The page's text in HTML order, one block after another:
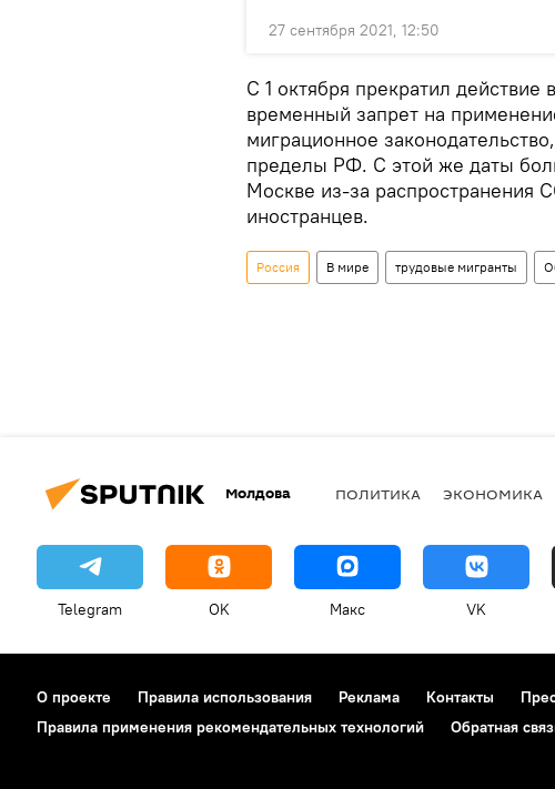
27 сентября 2021, 12:50
С 1 октября прекратил
временный запрет на
миграционное
пределы РФ. С этой же даты
Москве из-за распространения
иностранцев.
Россия В мире трудовые мигранты
Молдова ПОЛИТИКА ЭКОНОМИКА
Telegram OK Макс VK
О проекте Правила использования Реклама Контакты
Правила применения рекомендательных технологий
Обратная